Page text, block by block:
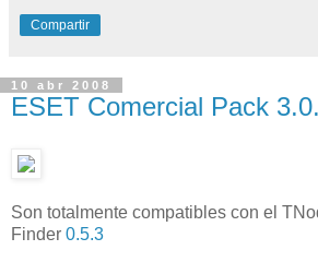
Compartir
10 abr 2008
ESET Comercial Pack
Son totalmente compatibles con el
Finder 0.5.3